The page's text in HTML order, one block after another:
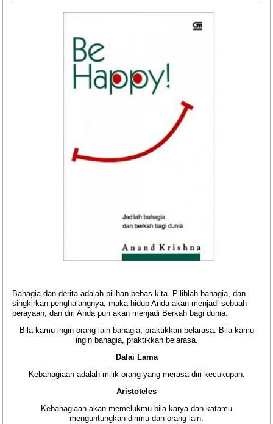
Bahagia dan derita adalah pilihan bebas kita. Pilihlah bahagia, dan
singkirkan penghalangnya, maka hidup Anda akan menjadi sebuah
perayaan, dan diri Anda pun akan menjadi Berkah bagi dunia.
Bila kamu ingin orang lain bahagia, praktikkan belarasa. Bila kamu
ingin bahagia, praktikkan belarasa.
Dalai Lama
Kebahagiaan adalah milik orang yang merasa diri kecukupan.
Aristoteles
Kebahagiaan akan memelukmu bila karya dan katamu
menguntungkan dirimu dan orang lain.